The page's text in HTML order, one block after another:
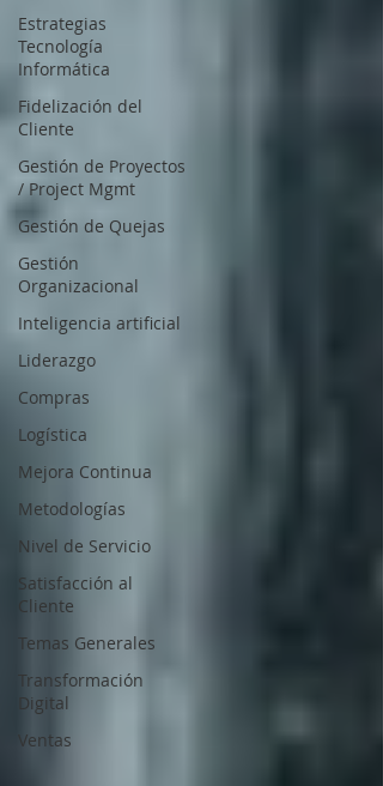
Estrategias
Tecnología
Informática
Fidelización del
Cliente
Gestión de Proyectos
/ Project Mgmt
Gestión de Quejas
Gestión
Organizacional
Inteligencia artificial
Liderazgo
Compras
Logística
Mejora Continua
Metodologías
Nivel de Servicio
Satisfacción al
Cliente
Temas Generales
Transformación
Digital
Ventas